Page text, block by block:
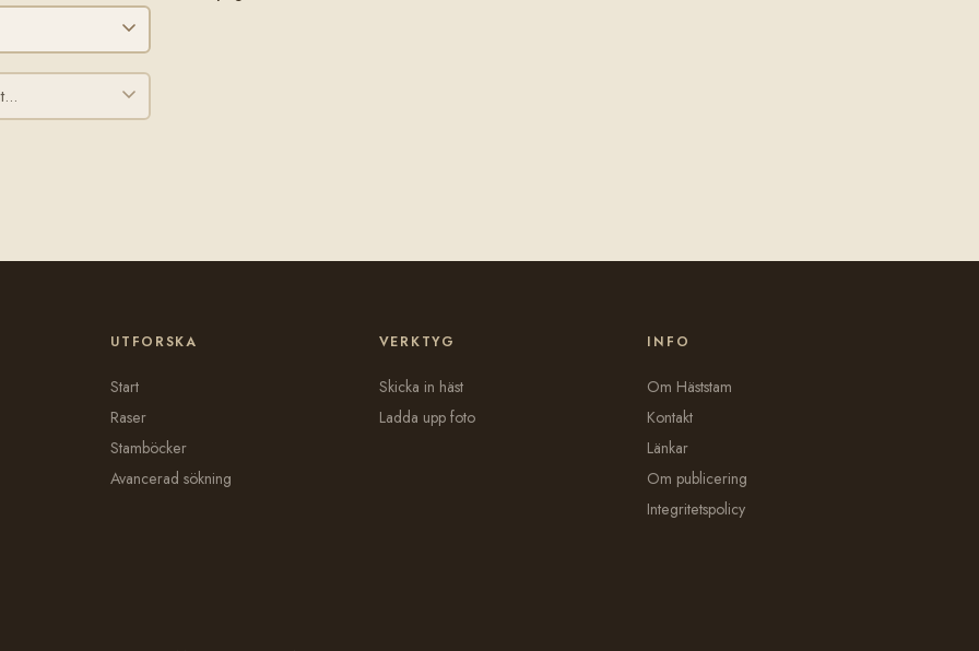
UTFORSKA
Start
Raser
Stamböcker
Avancerad sökning
VERKTYG
Skicka in häst
Ladda upp foto
INFO
Om Häststam
Kontakt
Länkar
Om publicering
Integritetspolicy